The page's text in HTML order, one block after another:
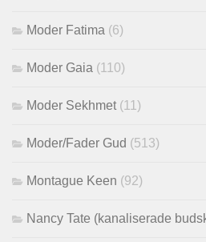
Moder Fatima (6)
Moder Gaia (110)
Moder Sekhmet (11)
Moder/Fader Gud (513)
Montague Keen (92)
Nancy Tate (kanaliserade